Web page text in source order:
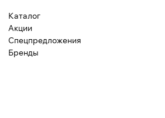
Каталог
Акции
Спецпредложения
Бренды